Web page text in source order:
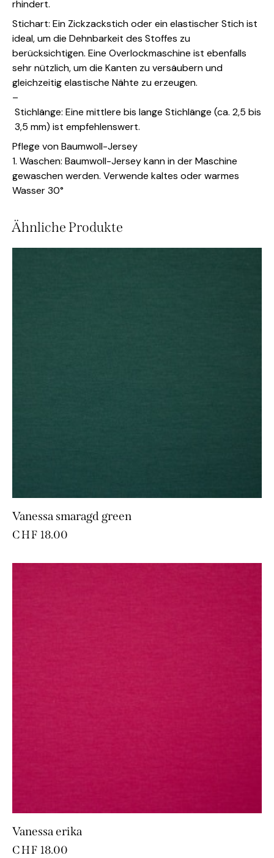
rhindert.
Stichart: Ein Zickzackstich oder ein elastischer Stich ist
ideal, um die Dehnbarkeit des Stoffes zu
berücksichtigen. Eine Overlockmaschine ist ebenfalls
sehr nützlich, um die Kanten zu versäubern und
gleichzeitig elastische Nähte zu erzeugen.
–
Stichlänge: Eine mittlere bis lange Stichlänge (ca. 2,5 bis
3,5 mm) ist empfehlenswert.
Pflege von Baumwoll-Jersey
1. Waschen: Baumwoll-Jersey kann in der Maschine
gewaschen werden. Verwende kaltes oder warmes
Wasser 30°
Ähnliche Produkte
Vanessa smaragd green
CHF 18.00
Vanessa erika
CHF 18.00